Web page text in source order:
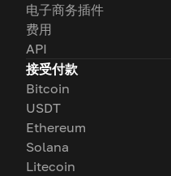
电子商务插件
费用
API
接受付款
Bitcoin
USDT
Ethereum
Solana
Litecoin